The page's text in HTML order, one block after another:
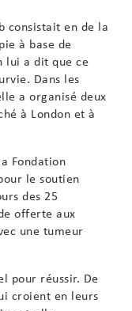
consistait en de la
à base de
lui a dit que ce
Dans les
a organisé deux
à London et à
Fondation
le soutien
des 25
offerte aux
une tumeur
pour réussir. De
croient en leurs